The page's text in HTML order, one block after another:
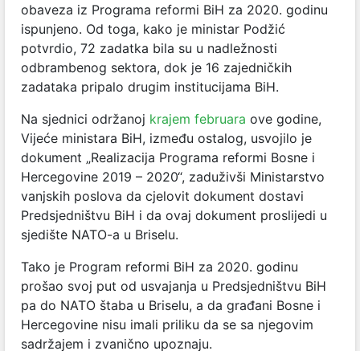
obaveza iz Programa reformi BiH za 2020. godinu
ispunjeno. Od toga, kako je ministar Podžić
potvrdio, 72 zadatka bila su u nadležnosti
odbrambenog sektora, dok je 16 zajedničkih
zadataka pripalo drugim institucijama BiH.
Na sjednici održanoj krajem februara ove godine,
Vijeće ministara BiH, između ostalog, usvojilo je
dokument „Realizacija Programa reformi Bosne i
Hercegovine 2019 – 2020“, zaduživši Ministarstvo
vanjskih poslova da cjelovit dokument dostavi
Predsjedništvu BiH i da ovaj dokument proslijedi u
sjedište NATO-a u Briselu.
Tako je Program reformi BiH za 2020. godinu
prošao svoj put od usvajanja u Predsjedništvu BiH
pa do NATO štaba u Briselu, a da građani Bosne i
Hercegovine nisu imali priliku da se sa njegovim
sadržajem i zvanično upoznaju.